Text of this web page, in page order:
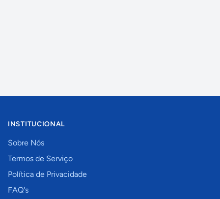
INSTITUCIONAL
Sobre Nós
Termos de Serviço
Política de Privacidade
FAQ's